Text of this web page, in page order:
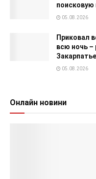
поисковую
05.08.2026
Приковал
всю ночь –
Закарпатье
05.08.2026
Онлайн новини